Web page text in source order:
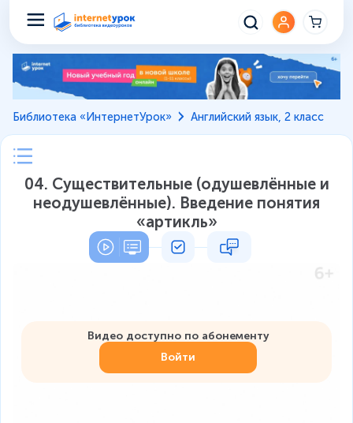
Библиотека «ИнтернетУрок» Английский язык, 2 класс
04. Существительные (одушевлённые и
неодушевлённые). Введение понятия
«артикль»
Видео доступно по абонементу
Войти